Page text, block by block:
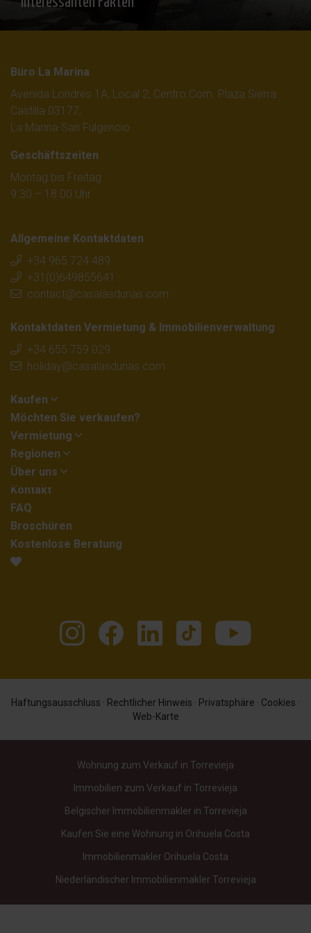
Büro La Marina
Avenida Londres 1A, Local 2, Centro Com. Plaza Sierra
Castilla 03177,
La Marina-San Fulgencio
Geschäftszeiten
Montag bis Freitag
9.30 – 18.00 Uhr
Allgemeine Kontaktdaten
+34 965 724 489
+31(0)649855641
contact@casalasdunas.com
Kontaktdaten Vermietung & Immobilienverwaltung
+34 655 759 029
holiday@casalasdunas.com
Kaufen
Möchten Sie verkaufen?
Vermietung
Regionen
Über uns
Kontakt
FAQ
Broschüren
Kostenlose Beratung
Haftungsausschluss · Rechtlicher Hinweis · Privatsphäre · Cookies ·
Web-Karte
Wohnung zum Verkauf in Torrevieja
Immobilien zum Verkauf in Torrevieja
Belgischer Immobilienmakler in Torrevieja
Kaufen Sie eine Wohnung in Orihuela Costa
Immobilienmakler Orihuela Costa
Niederländischer Immobilienmakler Torrevieja